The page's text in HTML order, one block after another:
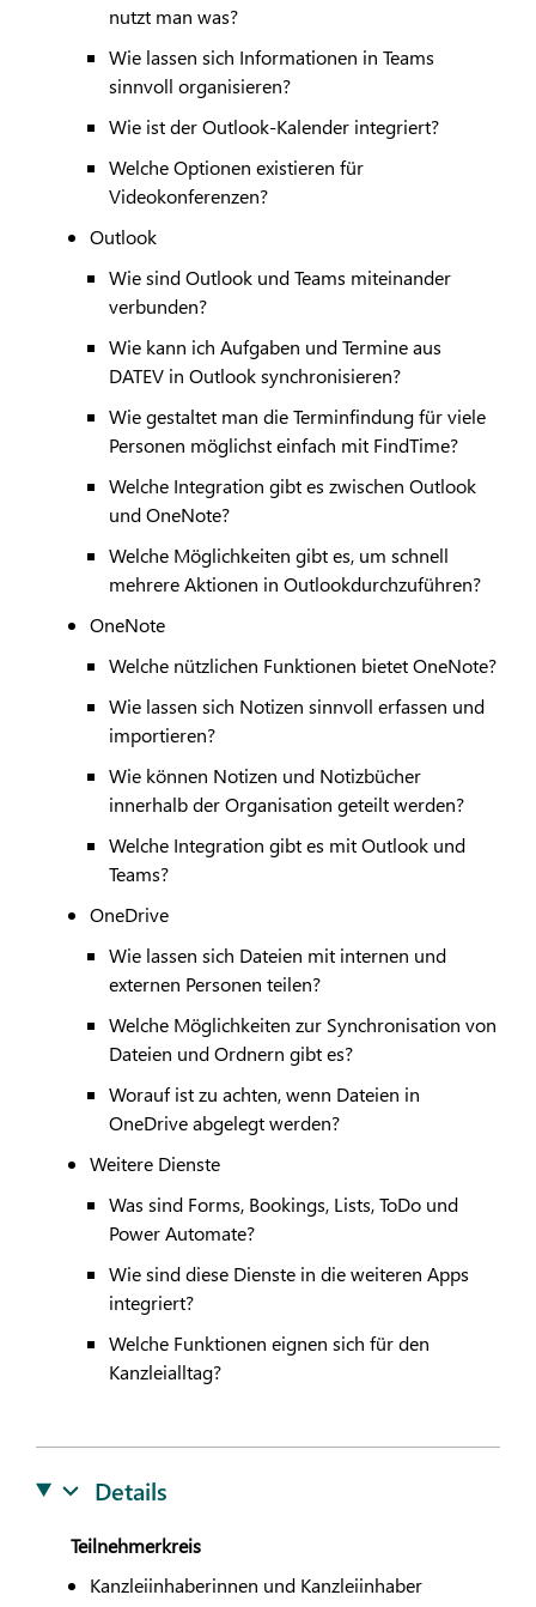
nutzt man was?
Wie lassen sich Informationen in Teams
sinnvoll organisieren?
Wie ist der Outlook-Kalender integriert?
Welche Optionen existieren für
Videokonferenzen?
Outlook
Wie sind Outlook und Teams miteinander
verbunden?
Wie kann ich Aufgaben und Termine aus
DATEVin Outlook synchronisieren?
Wie gestaltet man die Terminfindung für viele
Personen möglichst einfach mit FindTime?
Welche Integration gibt es zwischen Outlook
und OneNote?
Welche Möglichkeiten gibt es, um schnell
mehrere Aktionen in Outlookdurchzuführen?
OneNote
Welche nützlichen Funktionen bietet OneNote?
Wie lassen sich Notizen sinnvoll erfassen und
importieren?
Wie können Notizen und Notizbücher
innerhalb der Organisation geteilt werden?
Welche Integration gibt es mit Outlook und
Teams?
OneDrive
Wie lassen sich Dateien mit internen und
externen Personen teilen?
Welche Möglichkeiten zur Synchronisation von
Dateien und Ordnern gibt es?
Worauf ist zu achten, wenn Dateien in
OneDrive abgelegt werden?
Weitere Dienste
Was sind Forms, Bookings, Lists, ToDo und
Power Automate?
Wie sind diese Dienste in die weiteren Apps
integriert?
Welche Funktionen eignen sich für den
Kanzleialltag?
Details
Teilnehmerkreis
Kanzleiinhaberinnen und Kanzleiinhaber